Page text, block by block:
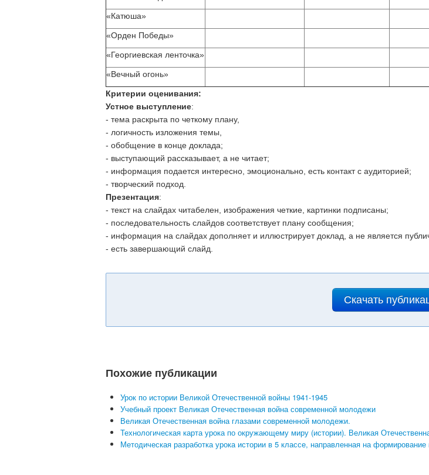
«Катюша»
«Орден Победы»
«Георгиевская ленточка»
«Вечный огонь»
Критерии оценивания:
Устное выступление:
- тема раскрыта по четкому плану,
- логичность изложения темы,
- обобщение в конце доклада;
- выступающий рассказывает, а не читает;
- информация подается интересно, эмоционально, есть контакт с аудиторией;
- творческий подход.
Презентация:
- текст на слайдах читабелен, изображения четкие, картинки подписаны;
- последовательность слайдов соответствует плану сообщения;
- информация на слайдах дополняет и иллюстрирует доклад, а не является
- есть завершающий слайд.
Скачать
Похожие публикации
Урок по истории Великой Отечественной войны 1941-1945
Учебный проект Великая Отечественная война современной молодежи
Великая Отечественная война глазами современной молодежи.
Технологическая карта урока по окружающему миру (истории). Великая
Методическая разработка урока истории в 5 классе, направленная на